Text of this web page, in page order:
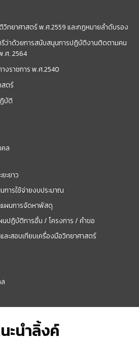
วิทยาศาสตร์ พ.ศ.2559 และกฏหมายลำดับรอง
รีว่าด้วยการสนับสนุนการปฏิบัติงานติดตามคน
ศ. 2564
งราชการ พ.ศ.2540
สตร์
บัติ
ล
ะยาว
การใช้จ่ายงบประมาณ
ผนการจัดหาพัสดุ
ปฏิบัติการอื่น / โครงการ / คำขอ
ะสอบเทียบเครื่องมือวิทยาศาสตร์
ะนำลิ้งค์